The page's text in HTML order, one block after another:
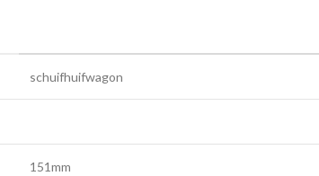
schuifhuifwagon
151mm